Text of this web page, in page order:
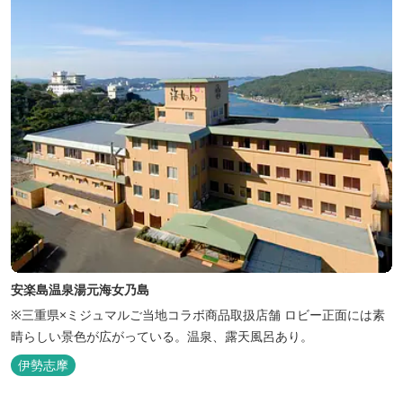
安楽島温泉湯元海女乃島
※三重県×ミジュマルご当地コラボ商品取扱店舗 ロビー正面には素
晴らしい景色が広がっている。温泉、露天風呂あり。
伊勢志摩